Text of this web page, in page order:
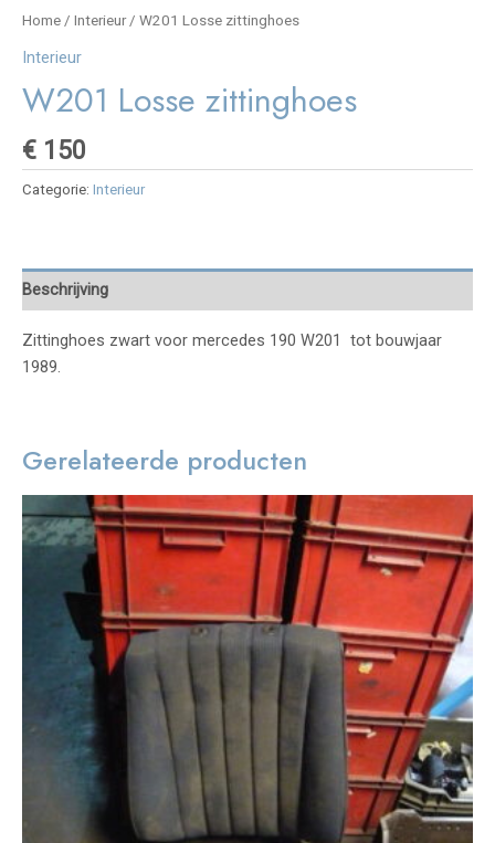
Home / Interieur/ W201 Losse zittinghoes
Interieur
W201 Losse zittinghoes
€ 150
Categorie: Interieur
Beschrijving
Zittinghoes zwart voor mercedes 190 W201 tot bouwjaar
1989.
Gerelateerde producten